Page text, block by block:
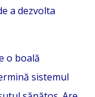
a dezvolta
o boală
sistemul